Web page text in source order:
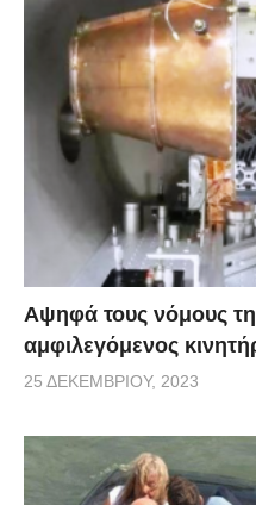
Αψηφά τους νόμους
αμφιλεγόμενος
25 ΔΕΚΕΜΒΡΊΟΥ, 2023